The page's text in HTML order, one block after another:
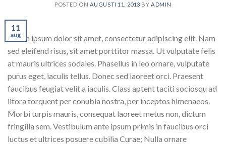
POSTED ON AUGUSTI 11, 2013 BY ADMIN
11
aug
Lorem ipsum dolor sit amet, consectetur adipiscing elit. Nam
sed eleifend risus, sit amet porttitor massa. Ut vulputate felis
at mauris ultrices sodales. Phasellus in leo ornare, vulputate
purus eget, iaculis tellus. Donec sed laoreet orci. Praesent
faucibus feugiat velit a iaculis. Class aptent taciti sociosqu ad
litora torquent per conubia nostra, per inceptos himenaeos.
Morbi turpis mauris, consequat laoreet metus non, dictum
fringilla sem. Vestibulum ante ipsum primis in faucibus orci
luctus et ultrices posuere cubilia Curae; Nulla ornare